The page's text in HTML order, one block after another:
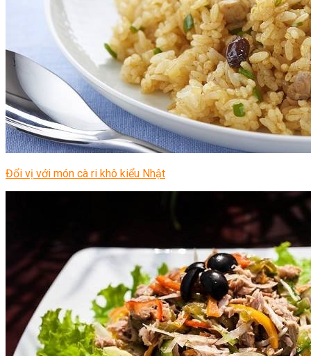
Đổi vị với món cà ri khô kiểu Nhật